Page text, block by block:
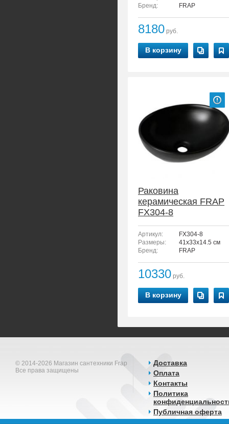
Бренд:
FRAP
8180 руб.
В корзину
Раковина
керамическая FRAP
FX304-8
Артикул:
FX304-8
Размеры:
41x33x14.5 см
Бренд:
FRAP
10330 руб.
В корзину
© 2014-2026 Магазин сантехники Frap
Все права защищены
Доставка
Оплата
Контакты
Политика
Публичная оферта